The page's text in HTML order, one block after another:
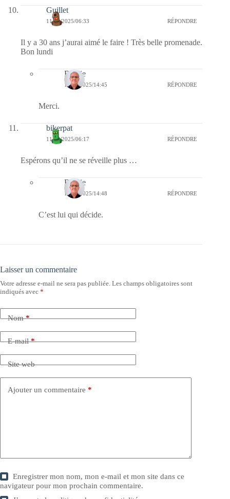
Guillet
11/08/2025/06:33 RÉPONDRE
Il y a 30 ans j’aurai aimé le faire ! Très belle promenade.
Bon lundi
Bernie
15/08/2025/14:45 RÉPONDRE
Merci.
bikerpat
11/08/2025/06:17 RÉPONDRE
Espérons qu’il ne se réveille plus …
Bernie
15/08/2025/14:48 RÉPONDRE
C’est lui qui décide.
Laisser un commentaire
Votre adresse e-mail ne sera pas publiée. Les champs obligatoires sont
indiqués avec *
Nom*
E-mail*
Site web
Ajouter un commentaire *
Enregistrer mon nom, mon e-mail et mon site dans ce
navigateur pour mon prochain commentaire.